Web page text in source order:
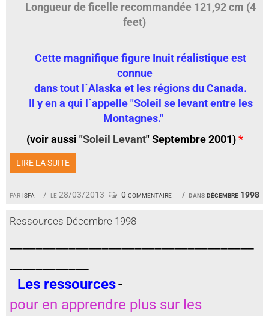
par isfa le 28/03/2013 dansdécembre 1998
0 commentaire
Longueur de ficelle recommandée 121,92 cm (4
feet)
Cette magnifique figure Inuit réalistique est
connue
dans tout l´Alaska et les régions du Canada.
Il y en a qui l´appelle "Soleil se levant entre les
Montagnes."
(voir aussi "Soleil Levant" Septembre 2001)*
LIRE LA SUITE
Ressources Décembre 1998
Les ressources-
pour en apprendre plus sur les